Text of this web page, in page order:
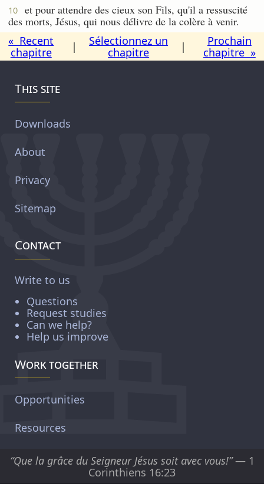
10
et pour attendre des cieux son Fils, qu'il a ressuscité
des morts, Jésus, qui nous délivre de la colère à venir.
« Recent
chapitre
|
Sélectionnez un
chapitre
|
Prochain
chapitre »
This site
Downloads
About
Privacy
Sitemap
Contact
Write to us
Questions
Request studies
Can we help?
Help us improve
Work together
Opportunities
Resources
“Que la grâce du Seigneur Jésus soit avec vous!”— 1
Corinthiens 16:23